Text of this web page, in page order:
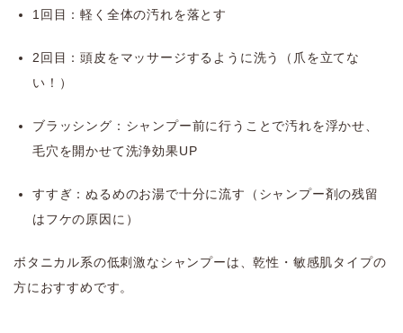
1回目：軽く全体の汚れを落とす
2回目：頭皮をマッサージするように洗う（爪を立てな
い！）
ブラッシング：シャンプー前に行うことで汚れを浮かせ、
毛穴を開かせて洗浄効果UP
すすぎ：ぬるめのお湯で十分に流す（シャンプー剤の残留
はフケの原因に）
ボタニカル系の低刺激なシャンプーは、乾性・敏感肌タイプの
方におすすめです。